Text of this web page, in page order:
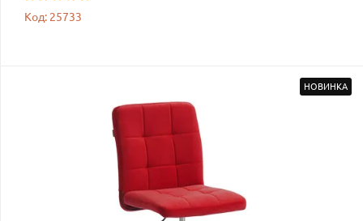
Код: 25733
НОВИНКА